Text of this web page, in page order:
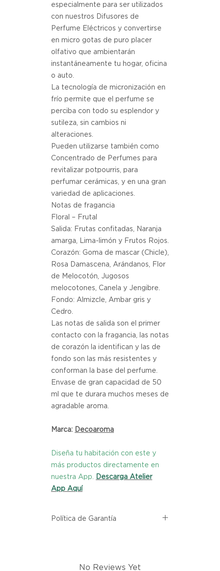
especialmente para ser utilizados
con nuestros Difusores de
Perfume Eléctricos y convertirse
en micro gotas de puro placer
olfativo que ambientarán
instantáneamente tu hogar, oficina
o auto.
La tecnología de micronización en
frío permite que el perfume se
perciba con todo su esplendor y
sutileza, sin cambios ni
alteraciones.
Pueden utilizarse también como
Concentrado de Perfumes para
revitalizar potpourris, para
perfumar cerámicas, y en una gran
variedad de aplicaciones.
Notas de fragancia
Floral – Frutal
Salida: Frutas confitadas, Naranja
amarga, Lima-limón y Frutos Rojos.
Corazón: Goma de mascar (Chicle),
Rosa Damascena, Arándanos, Flor
de Melocotón, Jugosos
melocotones, Canela y Jengibre.
Fondo: Almizcle, Ambar gris y
Cedro.
Las notas de salida son el primer
contacto con la fragancia, las notas
de corazón la identifican y las de
fondo son las más resistentes y
conforman la base del perfume.
Envase de gran capacidad de 50
ml que te durara muchos meses de
agradable aroma.
Marca: Decoaroma
Diseña tu habitación con este y
más productos directamente en
nuestra App.
Descarga Atelier
App Aquí
Política de Garantía
asociadas dentro de nuestro
No Reviews Yet